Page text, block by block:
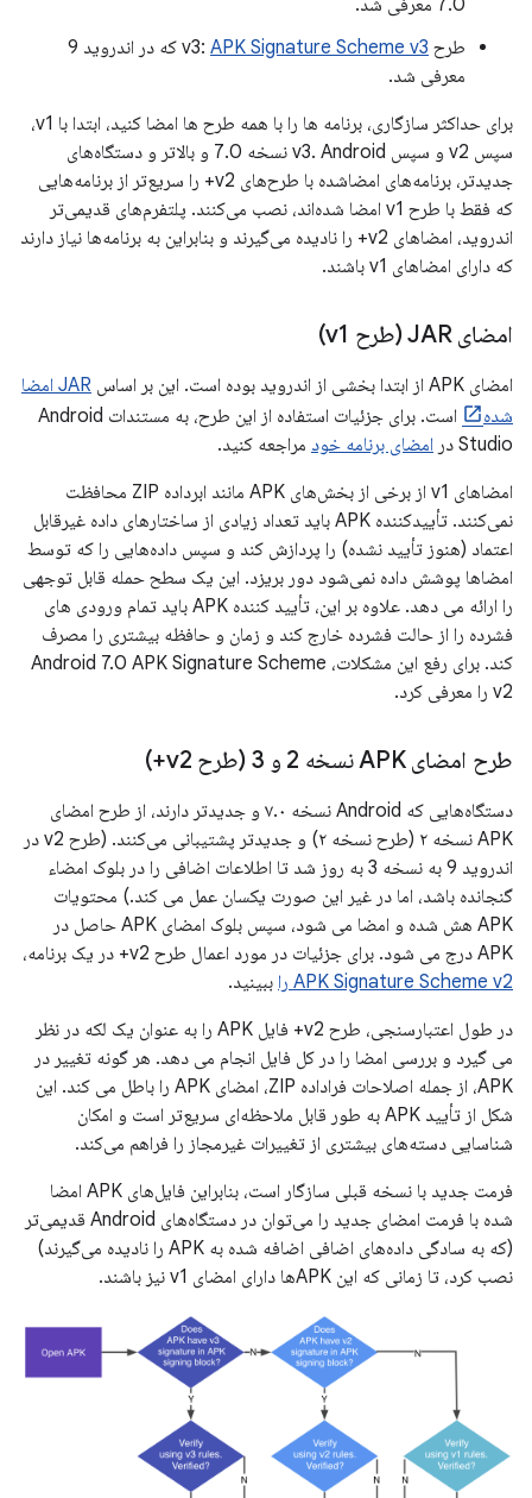
7.0 معرفی شد.
طرح v3: APK Signature Scheme v3
که در اندروید 9
معرفی شد.
برای حداکثر سازگاری، برنامه ها را با همه طرح ها امضا کنید، ابتدا با v1،
سپس v2 و سپس v3. Android نسخه 7.0 و بالاتر و دستگاه‌های
جدیدتر، برنامه‌های امضاشده با طرح‌های v2+ را سریع‌تر از برنامه‌هایی
که فقط با طرح v1 امضا شده‌اند، نصب می‌کنند. پلتفرم‌های قدیمی‌تر
اندروید، امضاهای v2+ را نادیده می‌گیرند و بنابراین به برنامه‌ها نیاز دارند
که دارای امضاهای v1 باشند.
امضای JAR (طرح v1)
امضای APK از ابتدا بخشی از اندروید بوده است. این بر اساس
JAR امضا
شده
است. برای جزئیات استفاده از این طرح، به مستندات Android
Studio در
امضای برنامه خود مراجعه کنید.
امضاهای v1 از برخی از بخش‌های APK مانند ابرداده ZIP محافظت
نمی‌کنند. تأییدکننده APK باید تعداد زیادی از ساختارهای داده غیرقابل
اعتماد (هنوز تأیید نشده) را پردازش کند و سپس داده‌هایی را که توسط
امضاها پوشش داده نمی‌شود دور بریزد. این یک سطح حمله قابل توجهی
را ارائه می دهد. علاوه بر این، تأیید کننده APK باید تمام ورودی های
فشرده را از حالت فشرده خارج کند و زمان و حافظه بیشتری را مصرف
کند. برای رفع این مشکلات، Android 7.0 APK Signature Scheme
v2 را معرفی کرد.
طرح امضای APK نسخه 2 و 3 (طرح v2+)
دستگاه‌هایی که Android نسخه ۷.۰ و جدیدتر دارند، از طرح امضای
APK نسخه ۲ (طرح نسخه ۲) و جدیدتر پشتیبانی می‌کنند. (طرح v2 در
اندروید 9 به نسخه 3 به روز شد تا اطلاعات اضافی را در بلوک امضاء
گنجانده باشد، اما در غیر این صورت یکسان عمل می کند.) محتویات
APK هش شده و امضا می شود، سپس بلوک امضای APK حاصل در
APK درج می شود. برای جزئیات در مورد اعمال طرح v2+ در یک برنامه،
APK Signature Scheme v2 را
ببینید.
در طول اعتبارسنجی، طرح v2+ فایل APK را به عنوان یک لکه در نظر
می گیرد و بررسی امضا را در کل فایل انجام می دهد. هر گونه تغییر در
APK، از جمله اصلاحات فراداده ZIP، امضای APK را باطل می کند. این
شکل از تأیید APK به طور قابل ملاحظه‌ای سریع‌تر است و امکان
شناسایی دسته‌های بیشتری از تغییرات غیرمجاز را فراهم می‌کند.
فرمت جدید با نسخه قبلی سازگار است، بنابراین فایل‌های APK امضا
شده با فرمت امضای جدید را می‌توان در دستگاه‌های Android قدیمی‌تر
(که به سادگی داده‌های اضافی اضافه شده به APK را نادیده می‌گیرند)
نصب کرد، تا زمانی که این APK‌ها دارای امضای v1 نیز باشند.